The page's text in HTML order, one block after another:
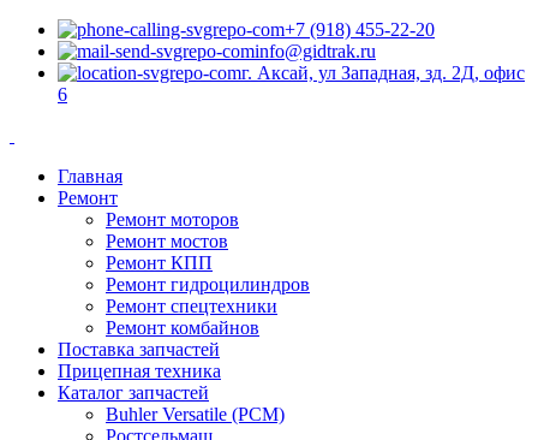
+7 (918) 455-22-20
info@gidtrak.ru
г. Аксай, ул Западная, зд. 2Д, офис
6
Главная
Ремонт
Ремонт моторов
Ремонт мостов
Ремонт КПП
Ремонт гидроцилиндров
Ремонт спецтехники
Ремонт комбайнов
Поставка запчастей
Прицепная техника
Каталог запчастей
Buhler Versatile (РСМ)
Ростсельмаш